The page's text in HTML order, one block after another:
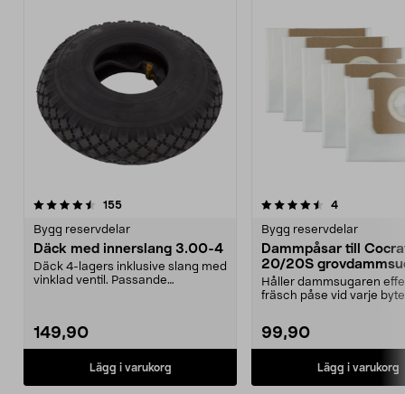
155recensioner
Bygg reservdelar
Däck med innerslang 3.00-4
Däck 4-lagers inklusive slang med
vinklad ventil. Passande
149,90
Lägg i varukorg
4.5 av 5 stjärnor 4recensioner
Bygg reservdelar
Dammpåsar till
20/20S
5-pack
Håller dammsugaren
fräsch påse vid varje
99,90
Lägg i varukorg
5.0 av 5 stjärnor